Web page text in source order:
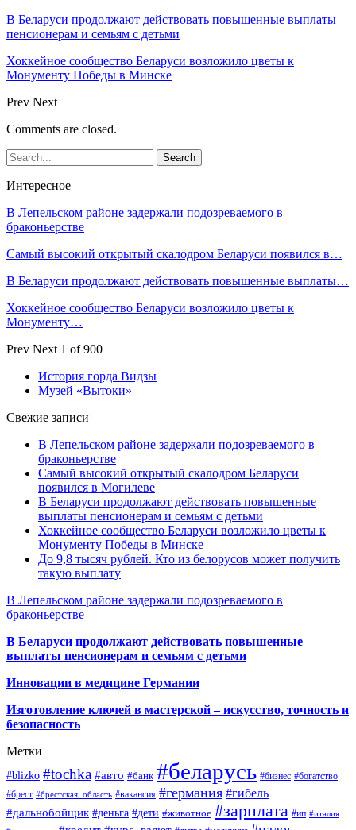
В Беларуси продолжают действовать повышенные выплаты
пенсионерам и семьям с детьми
Хоккейное сообщество Беларуси возложило цветы к
Монументу Победы в Минске
Prev Next
Comments are closed.
Интересное
В Лепельском районе задержали подозреваемого в
браконьерстве
Самый высокий открытый скалодром Беларуси появился в…
В Беларуси продолжают действовать повышенные выплаты…
Хоккейное сообщество Беларуси возложило цветы к
Монументу…
Prev Next 1 of 900
История горда Видзы
Музей «Вытоки»
Свежие записи
В Лепельском районе задержали подозреваемого в
браконьерстве
Самый высокий открытый скалодром Беларуси
появился в Могилеве
В Беларуси продолжают действовать повышенные
выплаты пенсионерам и семьям с детьми
Хоккейное сообщество Беларуси возложило цветы к
Монументу Победы в Минске
До 9,8 тысяч рублей. Кто из белорусов может получить
такую выплату
В Лепельском районе задержали подозреваемого в
браконьерстве
В Беларуси продолжают действовать повышенные
выплаты пенсионерам и семьям с детьми
Инновации в медицине Германии
Изготовление ключей в мастерской – искусство, точность и
безопасность
Метки
#blizko #tochka #авто #банк #беларусь #бизнес #богатство
#брест #брестская_область #вакансия #германия #гибель
#дальнобойщик #деньга #дети #животное #зарплата #ип #италия